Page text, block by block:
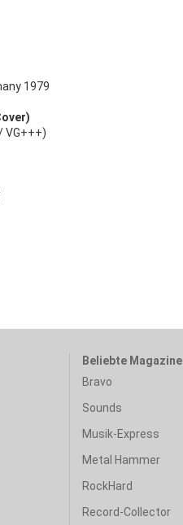
1979
VG+++)
Beliebte Magazine
Bravo
Sounds
Musik-Express
Metal Hammer
RockHard
Record-Collector